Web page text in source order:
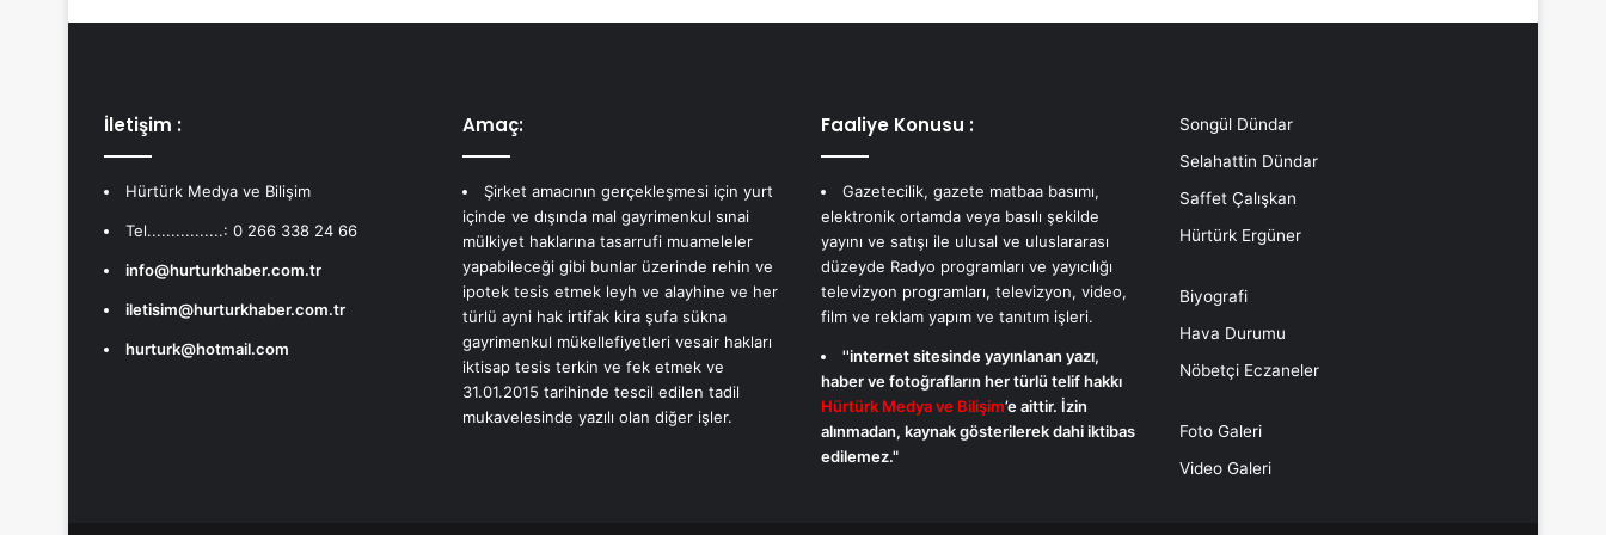
a
5
a
y
d
a
3
0
b
i
n
a
r
d
o
l
u
,
İletişim :
Hürtürk Medya ve Bilişim
Tel................: 0 266 338 24 66
info@hurturkhaber.com.tr
iletisim@hurturkhaber.com.tr
hurturk@hotmail.com
Amaç:
Şirket amacının gerçekleşmesi için yurt
içinde ve dışında mal gayrimenkul sınai
mülkiyet haklarına tasarrufi muameleler
yapabileceği gibi bunlar üzerinde rehin ve
ipotek tesis etmek leyh ve alayhine ve her
türlü ayni hak irtifak kira şufa sükna
gayrimenkul mükellefiyetleri vesair hakları
iktisap tesis terkin ve fek etmek ve
31.01.2015 tarihinde tescil edilen tadil
mukavelesinde yazılı olan diğer işler.
Faaliye Konusu :
Gazetecilik, gazete matbaa basımı,
elektronik ortamda veya basılı şekilde
yayını ve satışı ile ulusal ve uluslararası
düzeyde Radyo programları ve yayıcılığı
televizyon programları, televizyon, video,
film ve reklam yapım ve tanıtım işleri.
''internet sitesinde yayınlanan yazı,
haber ve fotoğrafların her türlü telif hakkı
Hürtürk Medya ve Bilişim’e aittir. İzin
alınmadan, kaynak gösterilerek dahi iktibas
edilemez."
Songül Dündar
Selahattin Dündar
Saffet Çalışkan
Hürtürk Ergüner
Biyografi
Hava Durumu
Nöbetçi Eczaneler
Foto Galeri
Video Galeri